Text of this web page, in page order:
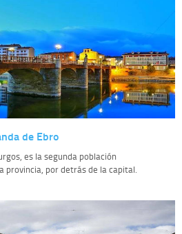
de Ebro
es la segunda población
provincia, por detrás de la capital.